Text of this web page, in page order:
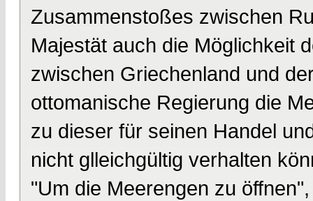
Zusammenstoßes zwischen
Majestät auch die Möglichkeit
zwischen Griechenland und
ottomanische Regierung die
zu dieser für seinen Handel
nicht glleichgültig verhalten
"Um die Meerengen zu